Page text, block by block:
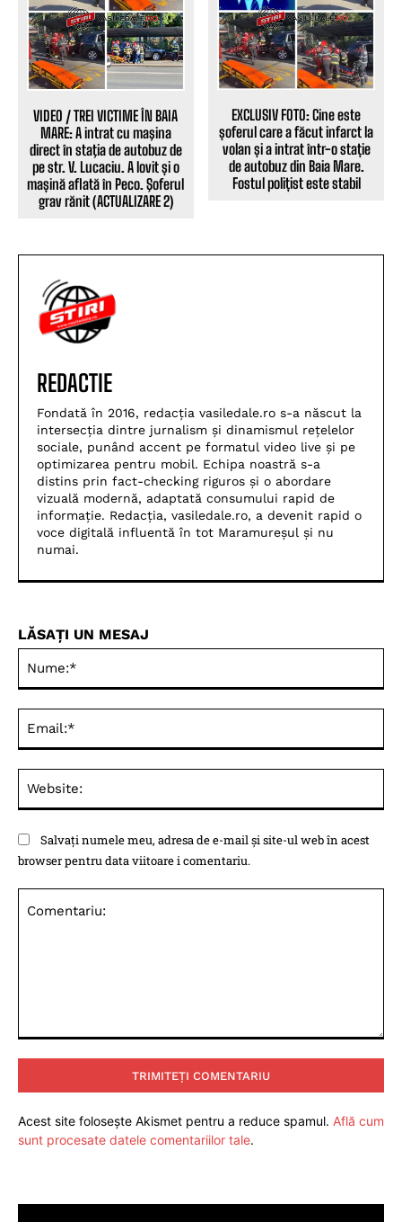
VIDEO / TREI VICTIME ÎN BAIA
MARE: A intrat cu maşina
direct în staţia de autobuz de
pe str. V. Lucaciu. A lovit și o
mașină aflată în Peco. Şoferul
grav rănit (ACTUALIZARE 2)
EXCLUSIV FOTO: Cine este
șoferul care a făcut infarct la
volan și a intrat într-o stație
de autobuz din Baia Mare.
Fostul polițist este stabil
REDACTIE
Fondată în 2016, redacția vasiledale.ro s-a născut la
intersecția dintre jurnalism și dinamismul rețelelor
sociale, punând accent pe formatul video live și pe
optimizarea pentru mobil. Echipa noastră s-a
distins prin fact-checking riguros și o abordare
vizuală modernă, adaptată consumului rapid de
informație. Redacția, vasiledale.ro, a devenit rapid o
voce digitală influentă în tot Maramureșul și nu
numai.
LĂSAȚI UN MESAJ
Salvați numele meu, adresa de e-mail și site-ul web în acest
browser pentru data viitoare i comentariu.
Acest site folosește Akismet pentru a reduce spamul. Află cum
sunt procesate datele comentariilor tale.